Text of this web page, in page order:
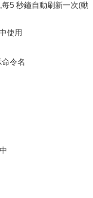
5 秒鐘自動刷新一次(動
使用
令名